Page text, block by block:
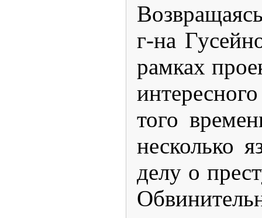
г-на
рамках
того
несколько
делу о